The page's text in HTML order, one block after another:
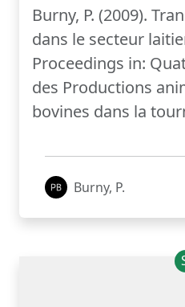
Burny, P. (2009).
dans le secteur
Proceedings in:
des Productions
bovines dans la
Burny, P.